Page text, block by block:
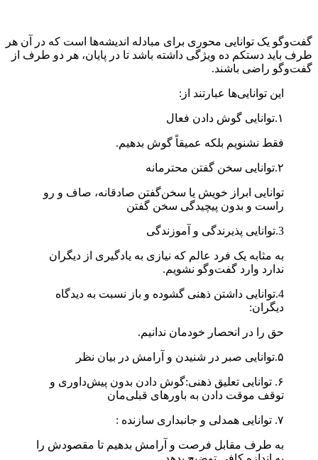
گفت‌وگو یک توانایی محوری برای مبادله اندیشه‌ها است که در آن هر
طرف باید دستکم ده ویژگی‌ داشته باشد تا در پایان، هر دو طرف از
گفت‌وگو راضی باشند.
این توانایی‌ها عبارتند از:
۱.توانایی گوش دادن فعال
فقط نشنویم بلکه عمیقاً گوش بدهیم.
۲.توانایی سخن گفتن محترمانه
توانایی ابراز خویش یا سخن‌گفتن صادقانه، صاف و رو
راست و بدون‌ پیچیدگی سخن گفتن
3.توانایی پذیرندگی و آموزندگی
به مثابه یک فرد عالم که نیازی به یادگیری از دیگران
ندارد وارد ‌گفت‌وگو نشویم.
4.توانایی داشتن ذهنی گشوده و باز نسبت به دیدگاه
دیگران:
حق را در انحصار خودمان ندانیم.
۵.توانایی صبر در شنیدن و آرامش در بیان نظر
۶. توانایی تعلیق ذهنی:گوش دادن بدون پیش‌داوری و
توقف موقت دادن به باورهای قبلی‌مان
۷. توانایی همدلی و جانبداری سازنده :
به طرف مقابل فرصت و آرامش بدهیم تا مقصودش را